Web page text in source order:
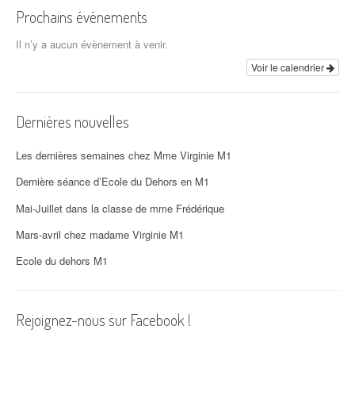
a
t
n
d
'
a
r
t
c
Prochains événements
Il n’y a aucun évènement à venir.
Voir le calendrier
Dernières nouvelles
Les dernières semaines chez Mme Virginie M1
Dernière séance d’Ecole du Dehors en M1
Mai-Juillet dans la classe de mme Frédérique
Mars-avril chez madame Virginie M1
Ecole du dehors M1
Rejoignez-nous sur Facebook !